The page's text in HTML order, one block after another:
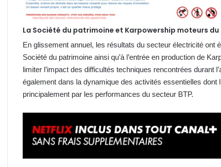
La Société du patrimoine et Karpowership moteurs
En glissement annuel, les résultats du secteur électricité ont
Société du patrimoine ainsi qu’à l’entrée en production de
limiter l’impact des difficultés techniques rencontrées durant
également dans la dynamique des activités essentielles dont
principalement par les performances du secteur BTP.